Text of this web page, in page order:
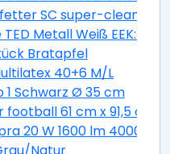
SC super-clean 500
Metall Weiß EEK: A+
Bratapfel
40+6 M/L
1 Schwarz Ø 35 cm
61 cm x 91,5 cm
20 W 1600 lm 4000 K